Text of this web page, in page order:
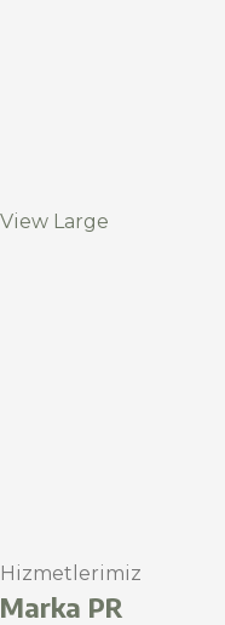
View Large
Hizmetlerimiz
Marka PR